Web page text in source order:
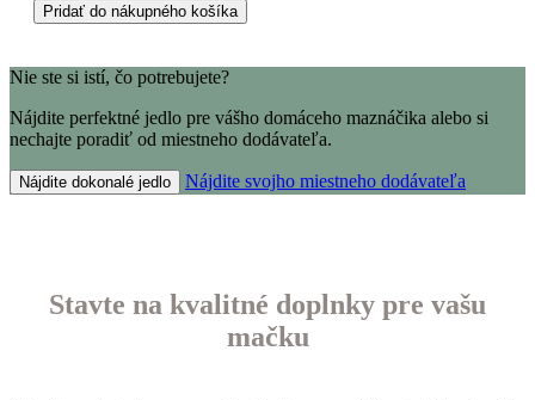
Pridať do nákupného košíka
Nie ste si istí, čo potrebujete?
Nájdite perfektné jedlo pre vášho domáceho maznáčika alebo si
nechajte poradiť od miestneho dodávateľa.
Nájdite dokonalé jedlo Nájdite svojho miestneho dodávateľa
Stavte na kvalitné doplnky pre vašu
mačku